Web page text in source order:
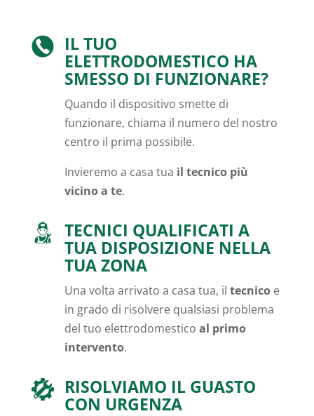
IL TUO
ELETTRODOMESTICO HA
SMESSO DI FUNZIONARE?
Quando il dispositivo smette di
funzionare, chiama il numero del nostro
centro il prima possibile.
Invieremo a casa tua il tecnico più
vicino a te.
TECNICI QUALIFICATI A
TUA DISPOSIZIONE NELLA
TUA ZONA
Una volta arrivato a casa tua, il tecnicoe
in grado di risolvere qualsiasi problema
del tuo elettrodomestico al primo
intervento.
RISOLVIAMO IL GUASTO
CON URGENZA